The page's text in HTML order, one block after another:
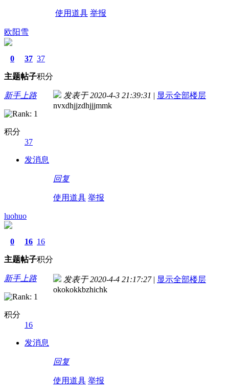
使用道具 举报
欧阳雪
0
主题
37
帖子
37
积分
新手上路
积分
37
发消息
发表于 2020-4-3 21:39:31 | 显示全部楼层
nvxdhjjzdhjjjmmk
回复
使用道具 举报
luohuo
0
主题
16
帖子
16
积分
新手上路
积分
16
发消息
发表于 2020-4-4 21:17:27 | 显示全部楼层
okokokkbzhichk
回复
使用道具 举报